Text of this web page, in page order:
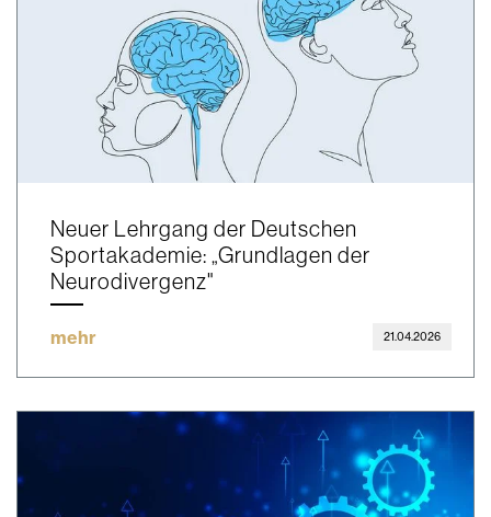
Neuer Lehrgang der Deutschen
Sportakademie: „Grundlagen der
Neurodivergenz"
mehr 21.04.2026